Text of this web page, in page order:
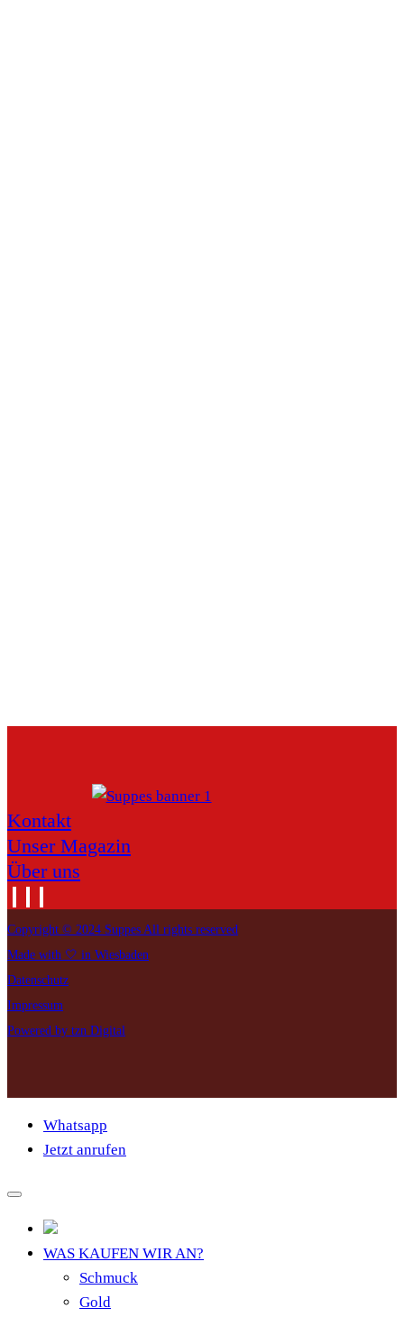
Kontakt
Unser Magazin
Über uns
Copyright © 2024 Suppes All rights reserved
Made with 🤍 in Wiesbaden
Datenschutz
Impressum
Powered by tzn Digital
Whatsapp
Jetzt anrufen
WAS KAUFEN WIR AN?
Schmuck
Gold